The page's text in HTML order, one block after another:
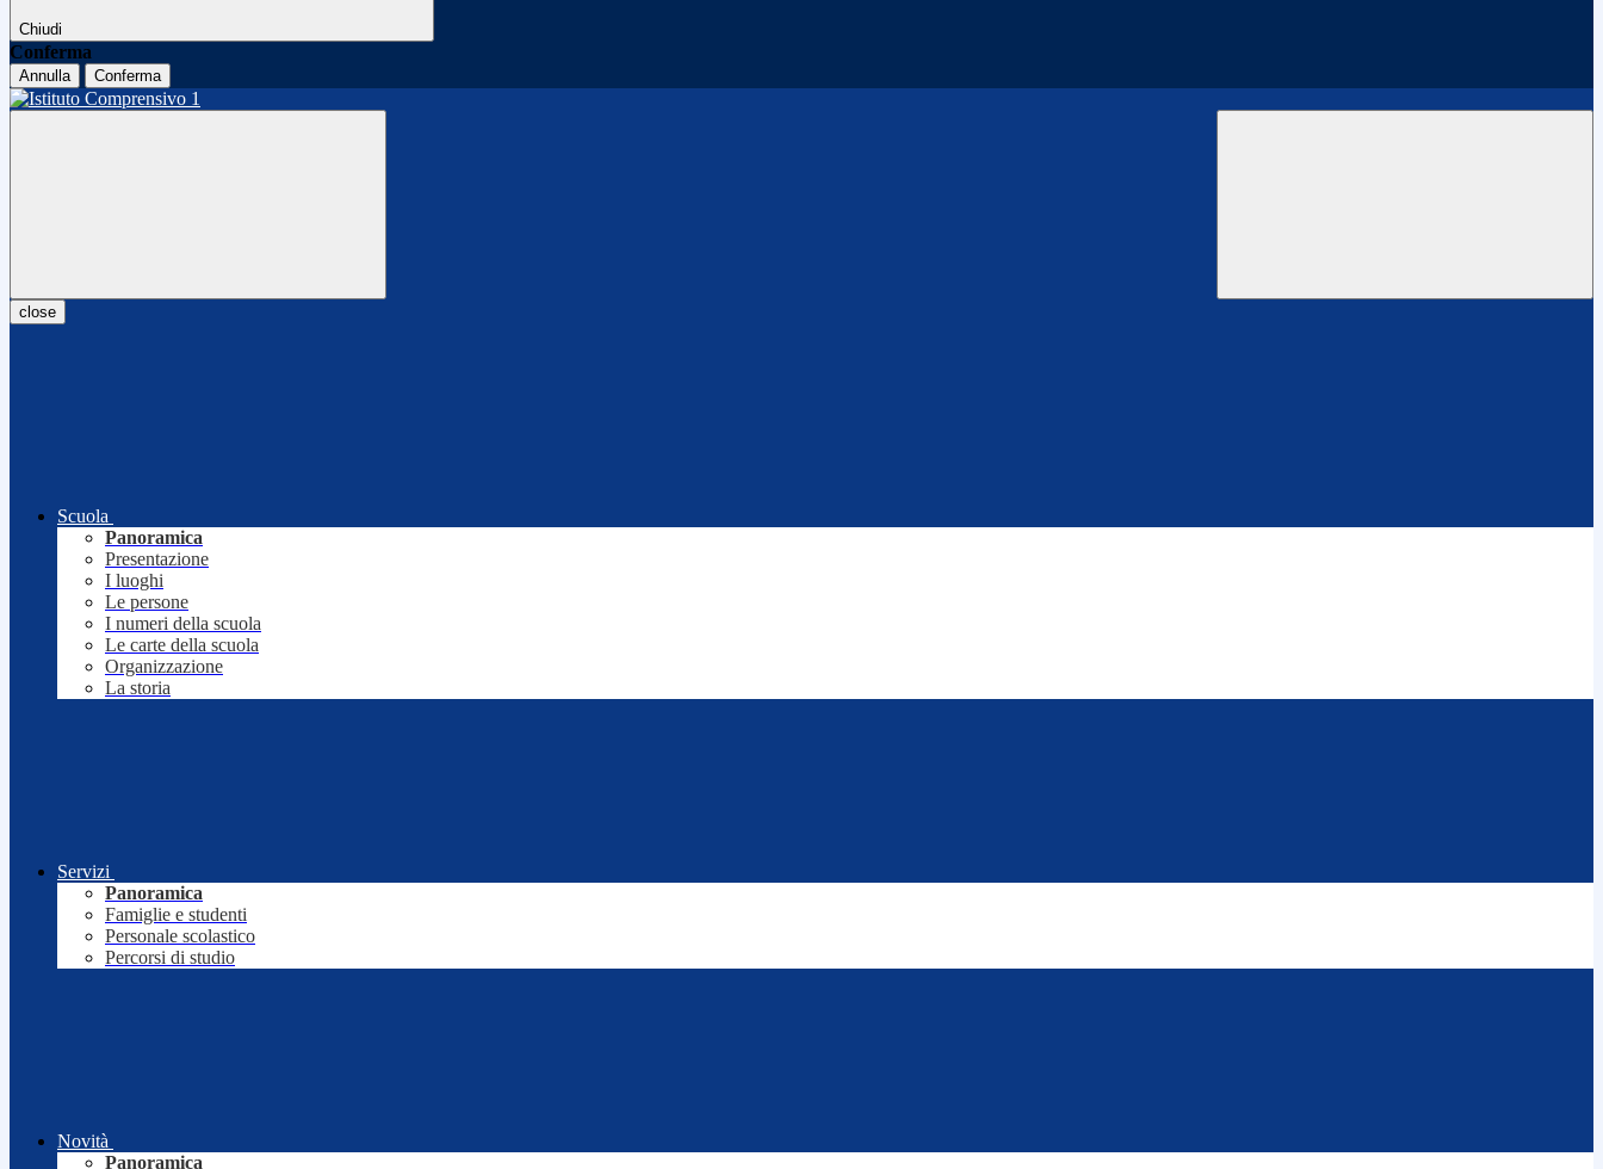
Chiudi
Conferma
Annulla Conferma
close
Scuola
Panoramica
Presentazione
I luoghi
Le persone
I numeri della scuola
Le carte della scuola
Organizzazione
La storia
Servizi
Panoramica
Famiglie e studenti
Personale scolastico
Percorsi di studio
Novità
Panoramica